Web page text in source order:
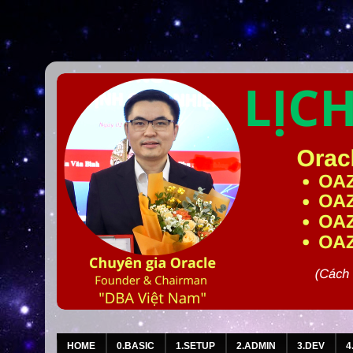
HOME 0.BASIC 1.SETUP 2.ADMIN 3.DEV